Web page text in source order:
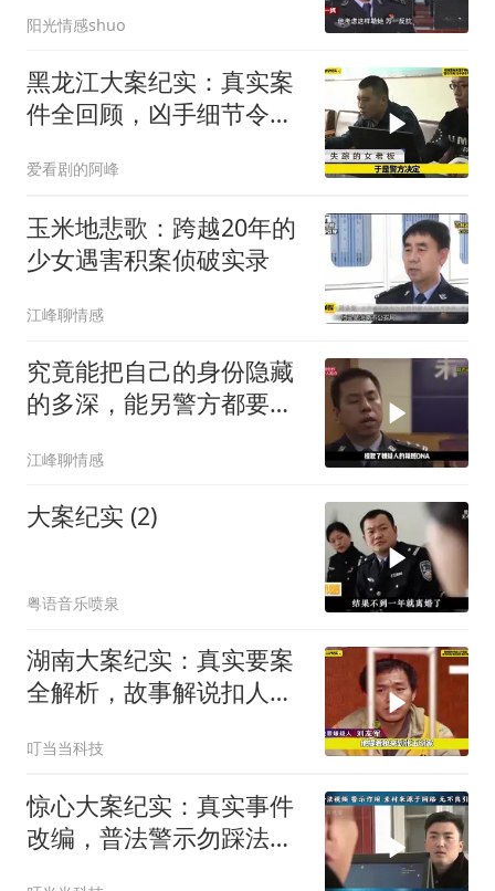
阳光情感shuo
黑龙江大案纪实：真实案
件全回顾，凶手细节令人
爱看剧的阿峰
玉米地悲歌：跨越20年的
少女遇害积案侦破实录
江峰聊情感
究竟能把自己的身份隐藏
的多深，能另警方都要刮
江峰聊情感
大案纪实 (2)
粤语音乐喷泉
湖南大案纪实：真实要案
全解析，故事解说扣人心
叮当当科技
惊心大案纪实：真实事件
改编，普法警示勿踩法律